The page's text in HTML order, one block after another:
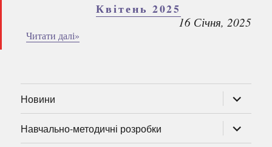
Квітень 2025
16 Січня, 2025
Читати далі»
Новини
підменю
Навчально-методичні розробки
підменю